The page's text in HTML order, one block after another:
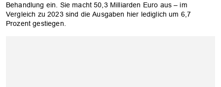
Behandlung ein. Sie macht 50,3 Milliarden Euro aus – im
Vergleich zu 2023 sind die Ausgaben hier lediglich um 6,7
Prozent gestiegen.